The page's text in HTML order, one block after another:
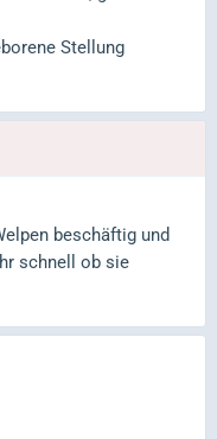
Stellung
beschäftig und
schnell ob sie